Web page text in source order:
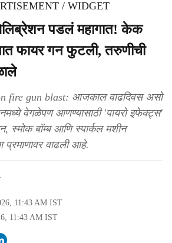
/ WIDGET
पडलं महागात! केक
फायर गन फुटली, तरुणीची
fire gun blast: आजकाल वाढदिवस असो
वेगळेपण आणण्यासाठी 'पायरो इफेक्ट्स'
स्मोक बॉम्ब आणि स्पार्कल मशीन
प्रमाणावर वाढली आहे.
11:43 AM IST
11:43 AM IST